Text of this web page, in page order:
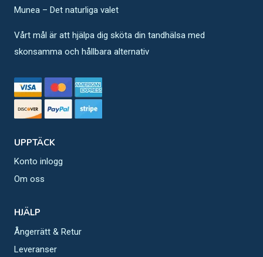
Munea – Det naturliga valet
Vårt mål är att hjälpa dig sköta din tandhälsa med
skonsamma och hållbara alternativ
UPPTÄCK
Konto inlogg
Om oss
HJÄLP
Ångerrätt & Retur
Leveranser